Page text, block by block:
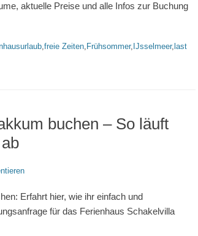
aktuelle Preise und alle Infos zur Buchung
,freie Zeiten, Frühsommer, IJsselmeer, last
buchen – So läuft
Erfahrt hier, wie ihr einfach und
für das Ferienhaus Schakelvilla